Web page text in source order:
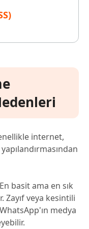
internet,
En basit ama en sık
Zayıf veya kesintili
medya